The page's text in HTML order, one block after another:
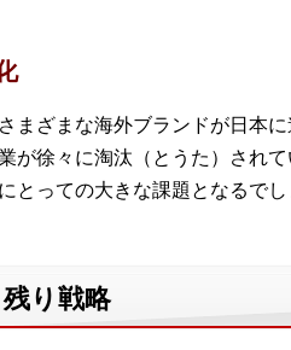
まざまな海外ブランドが日本
が徐々に淘汰（とうた）され
っての大きな課題となるでし
り戦略